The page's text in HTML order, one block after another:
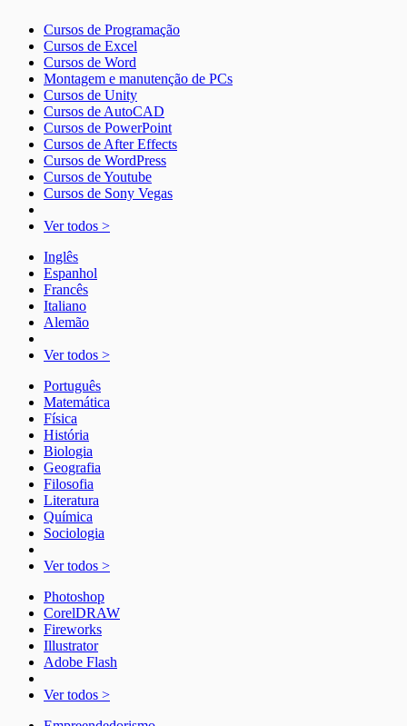
Cursos de Programação
Cursos de Excel
Cursos de Word
Montagem e manutenção de PCs
Cursos de Unity
Cursos de AutoCAD
Cursos de PowerPoint
Cursos de After Effects
Cursos de WordPress
Cursos de Youtube
Cursos de Sony Vegas
Ver todos >
Inglês
Espanhol
Francês
Italiano
Alemão
Ver todos >
Português
Matemática
Física
História
Biologia
Geografia
Filosofia
Literatura
Química
Sociologia
Ver todos >
Photoshop
CorelDRAW
Fireworks
Illustrator
Adobe Flash
Ver todos >